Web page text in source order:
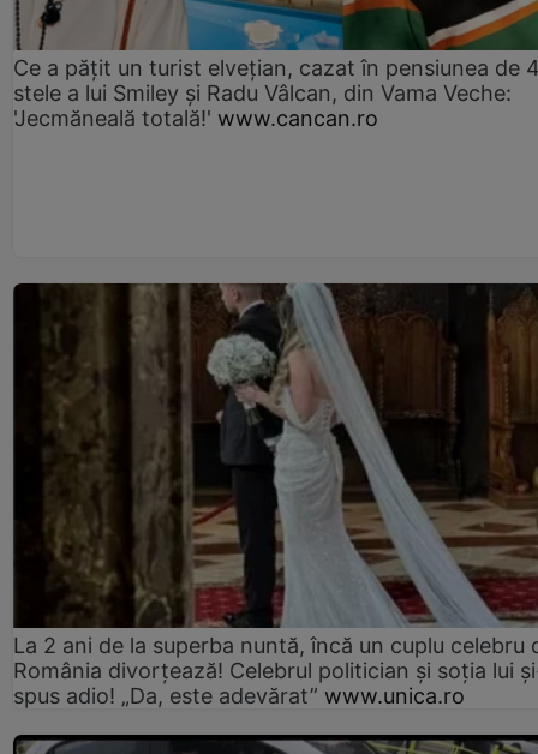
Ce a pățit un turist elvețian, cazat în pensiunea de
stele a lui Smiley și Radu Vâlcan, din Vama Veche:
'Jecmăneală totală!' www.cancan.ro
La 2 ani de la superba nuntă, încă un cuplu celebru
România divorțează! Celebrul politician și soția lui
spus adio! „Da, este adevărat” www.unica.ro